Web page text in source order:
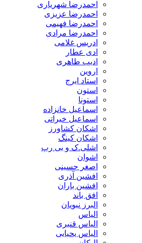
احمدرضا شهریاری
احمدرضا عزیزی
احمدرضا فهیمی
احمدرضا مرادی
ادریس غلامی
ادی عطار
ادیب طاهری
اروین
استاد ایرج
استون
استونا
اسماعیل خانزاده
اسماعیل خیراتی
اشکان کشاورز
اشکان کینگ
اشلی.ک و بی رپ
اشوان
اصغر حسینی
افشین آذری
افشین باران
افق باند
البرز نبویان
الیاس
الیاس قنبرى
الیاس یحیایی